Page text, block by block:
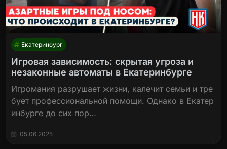
Екатеринбург
Игровая зависимость: скрытая угроза и
незаконные автоматы в Екатеринбурге
Игромания разрушает жизни, калечит семьи и тре
бует профессиональной помощи. Однако в Екатер
инбурге до сих пор…
05.06.2025